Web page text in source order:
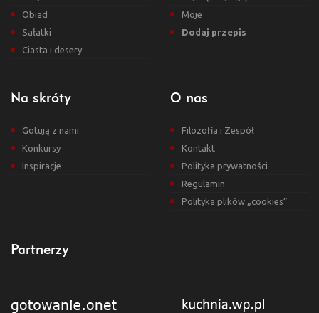
Obiad
Sałatki
Ciasta i desery
Moje
Dodaj przepis
Na skróty
Gotują z nami
Konkursy
Inspiracje
O nas
Filozofia i Zespół
Kontakt
Polityka prywatności
Regulamin
Polityka plików „cookies”
Partnerzy